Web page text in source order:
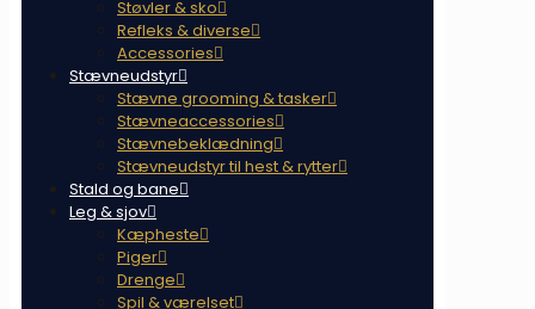
Støvler & sko
Refleks & diverse
Accessories
Stævneudstyr
Stævne grooming & tasker
Stævneaccessories
Stævnebeklædning
Stævneudstyr til hest & rytter
Stald og bane
Leg & sjov
Kæpheste
Piger
Drenge
Spil & værelset